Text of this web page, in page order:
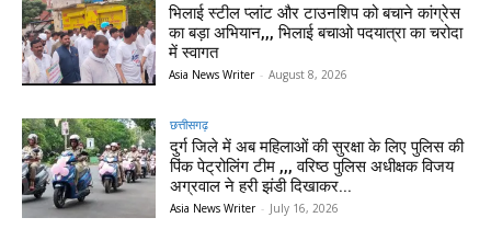
भिलाई स्टील प्लांट और टाउनशिप को बचाने कांग्रेस
का बड़ा अभियान,,, भिलाई बचाओ पदयात्रा का चरोदा
में स्वागत
Asia News Writer - August 8, 2026
छत्तीसगढ़
दुर्ग जिले में अब महिलाओं की सुरक्षा के लिए पुलिस की
पिंक पेट्रोलिंग टीम ,,, वरिष्ठ पुलिस अधीक्षक विजय
अग्रवाल ने हरी झंडी दिखाकर...
Asia News Writer - July 16, 2026